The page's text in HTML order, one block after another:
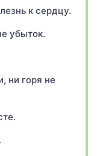
к сердцу.
убыток.
ни горя не